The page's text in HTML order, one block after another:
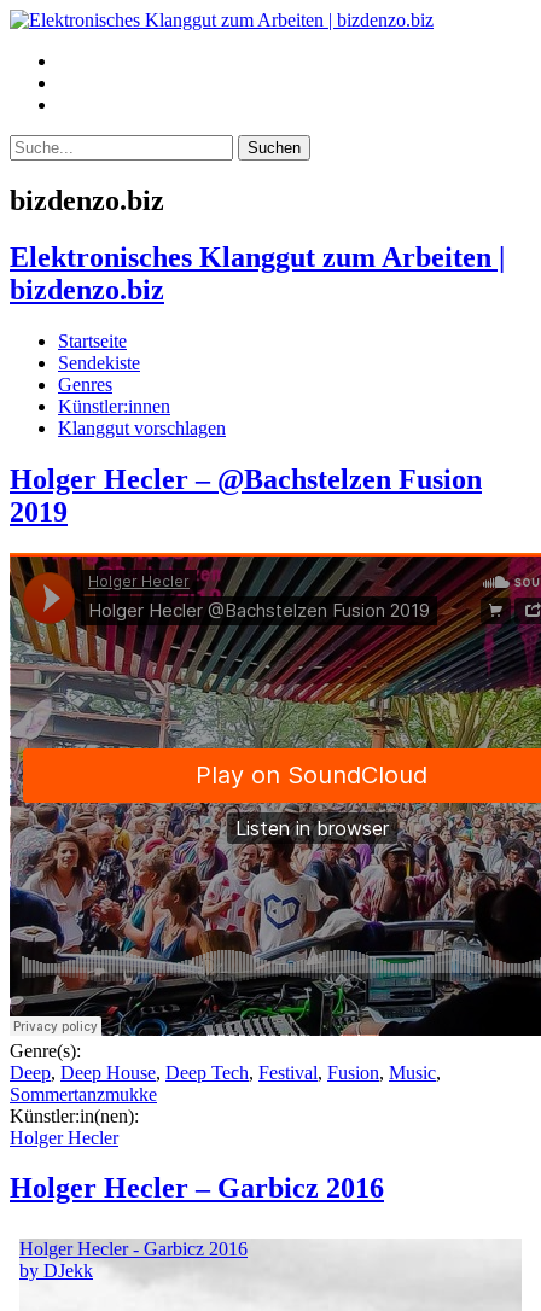
bizdenzo.biz
Elektronisches Klanggut zum Arbeiten |
bizdenzo.biz
Startseite
Sendekiste
Genres
Künstler:innen
Klanggut vorschlagen
Holger Hecler – @Bachstelzen Fusion
2019
Genre(s):
Deep, Deep House, Deep Tech, Festival, Fusion, Music,
Sommertanzmukke
Künstler:in(nen):
Holger Hecler
Holger Hecler – Garbicz 2016